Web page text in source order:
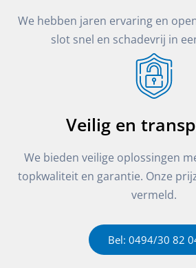
We hebben jaren ervaring en
slot snel en schadevrij in
Veilig en
We bieden veilige oplossingen
topkwaliteit en garantie. Onze
vermeld.
Bel: 0494/30 82